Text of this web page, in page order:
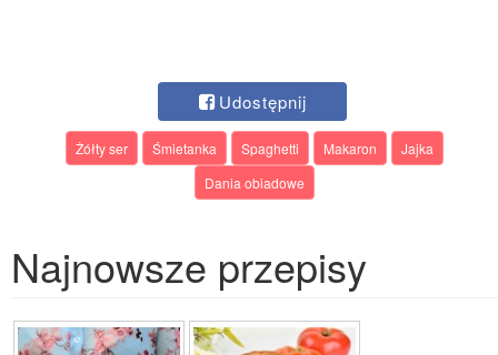
Udostępnij
Żółty ser Śmietanka Spaghetti Makaron
Jajka
Dania obiadowe
Najnowsze przepisy